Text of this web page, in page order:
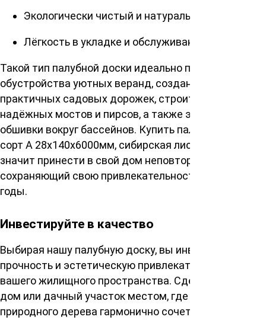
Экологически чистый и натуральный материал;
Лёгкость в укладке и обслуживании.
Такой тип палубной доски идеально подходит для
обустройства уютных веранд, создания
практичных садовых дорожек, строительства
надёжных мостов и пирсов, а также элегантной
обшивки вокруг бассейнов. Купить палубную доску
сорт А 28х140х6000мм, сибирская лиственница –
значит принести в свой дом неповторимый стиль,
сохраняющий свою привлекательность на долгие
годы.
Инвестируйте в качество
Выбирая нашу палубную доску, вы инвестируете в
прочность и эстетическую привлекательность
вашего жилищного пространства. Сделайте свой
дом или дачный участок местом, где красота
природного дерева гармонично сочетается с